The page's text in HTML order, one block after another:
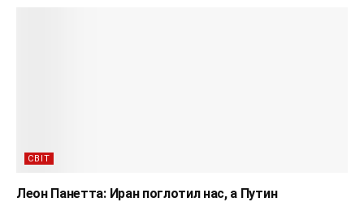
СВІТ
Леон Панетта: Иран поглотил нас, а Путин